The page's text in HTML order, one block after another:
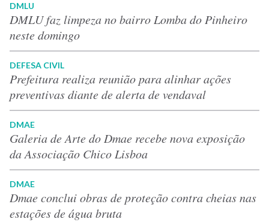
DMLU
DMLU faz limpeza no bairro Lomba do Pinheiro
neste domingo
DEFESA CIVIL
Prefeitura realiza reunião para alinhar ações
preventivas diante de alerta de vendaval
DMAE
Galeria de Arte do Dmae recebe nova exposição
da Associação Chico Lisboa
DMAE
Dmae conclui obras de proteção contra cheias nas
estações de água bruta